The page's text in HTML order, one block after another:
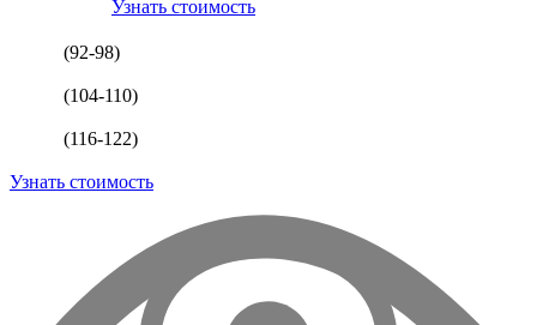
Узнать стоимость
(92-98)
(104-110)
(116-122)
Узнать стоимость